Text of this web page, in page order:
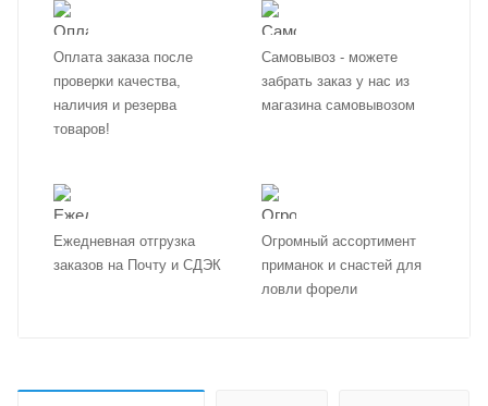
Оплата заказа после
проверки качества,
наличия и резерва
товаров!
Самовывоз - можете
забрать заказ у нас из
магазина самовывозом
Ежедневная отгрузка
заказов на Почту и СДЭК
Огромный ассортимент
приманок и снастей для
ловли форели